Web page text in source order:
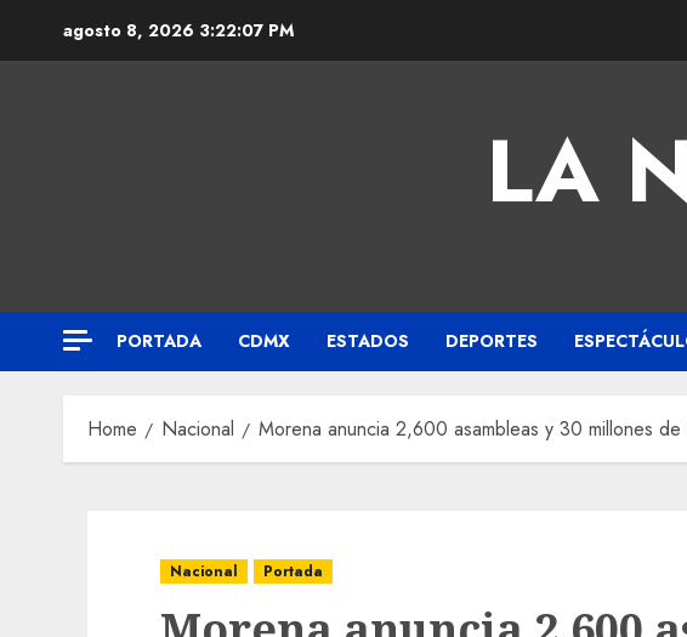
agosto 8, 2026 3:22:08 PM
LA
PORTADA CDMX ESTADOS DEPORTES
Home Nacional Morena anuncia 2,600 asambleas y 30 millones
Nacional Portada